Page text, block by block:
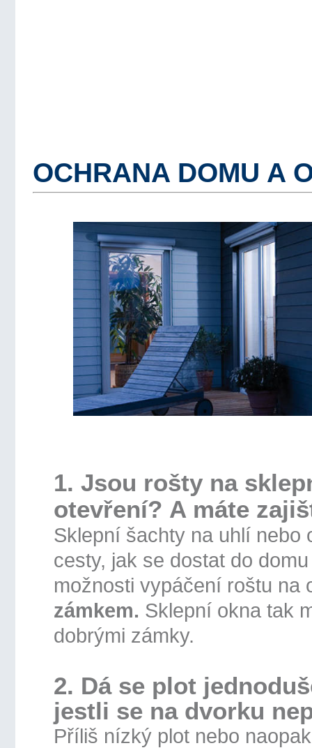
OCHRANA DOMU A
1. Jsou rošty na
otevření? A máte
Sklepní šachty na uhlí nebo
cesty, jak se dostat do
možnosti vypáčení roštu na
zámkem. Sklepní okna tak
dobrými zámky.
2. Dá se plot
jestli se na dvorku
Příliš nízký plot nebo